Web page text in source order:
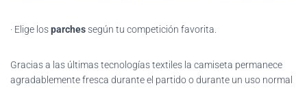
· Elige losparchessegún tu competición favorita.
Graciasa las últimas tecnologías textiles la camiseta permanece
agradablemente fresca durante el partido o durante un uso normal